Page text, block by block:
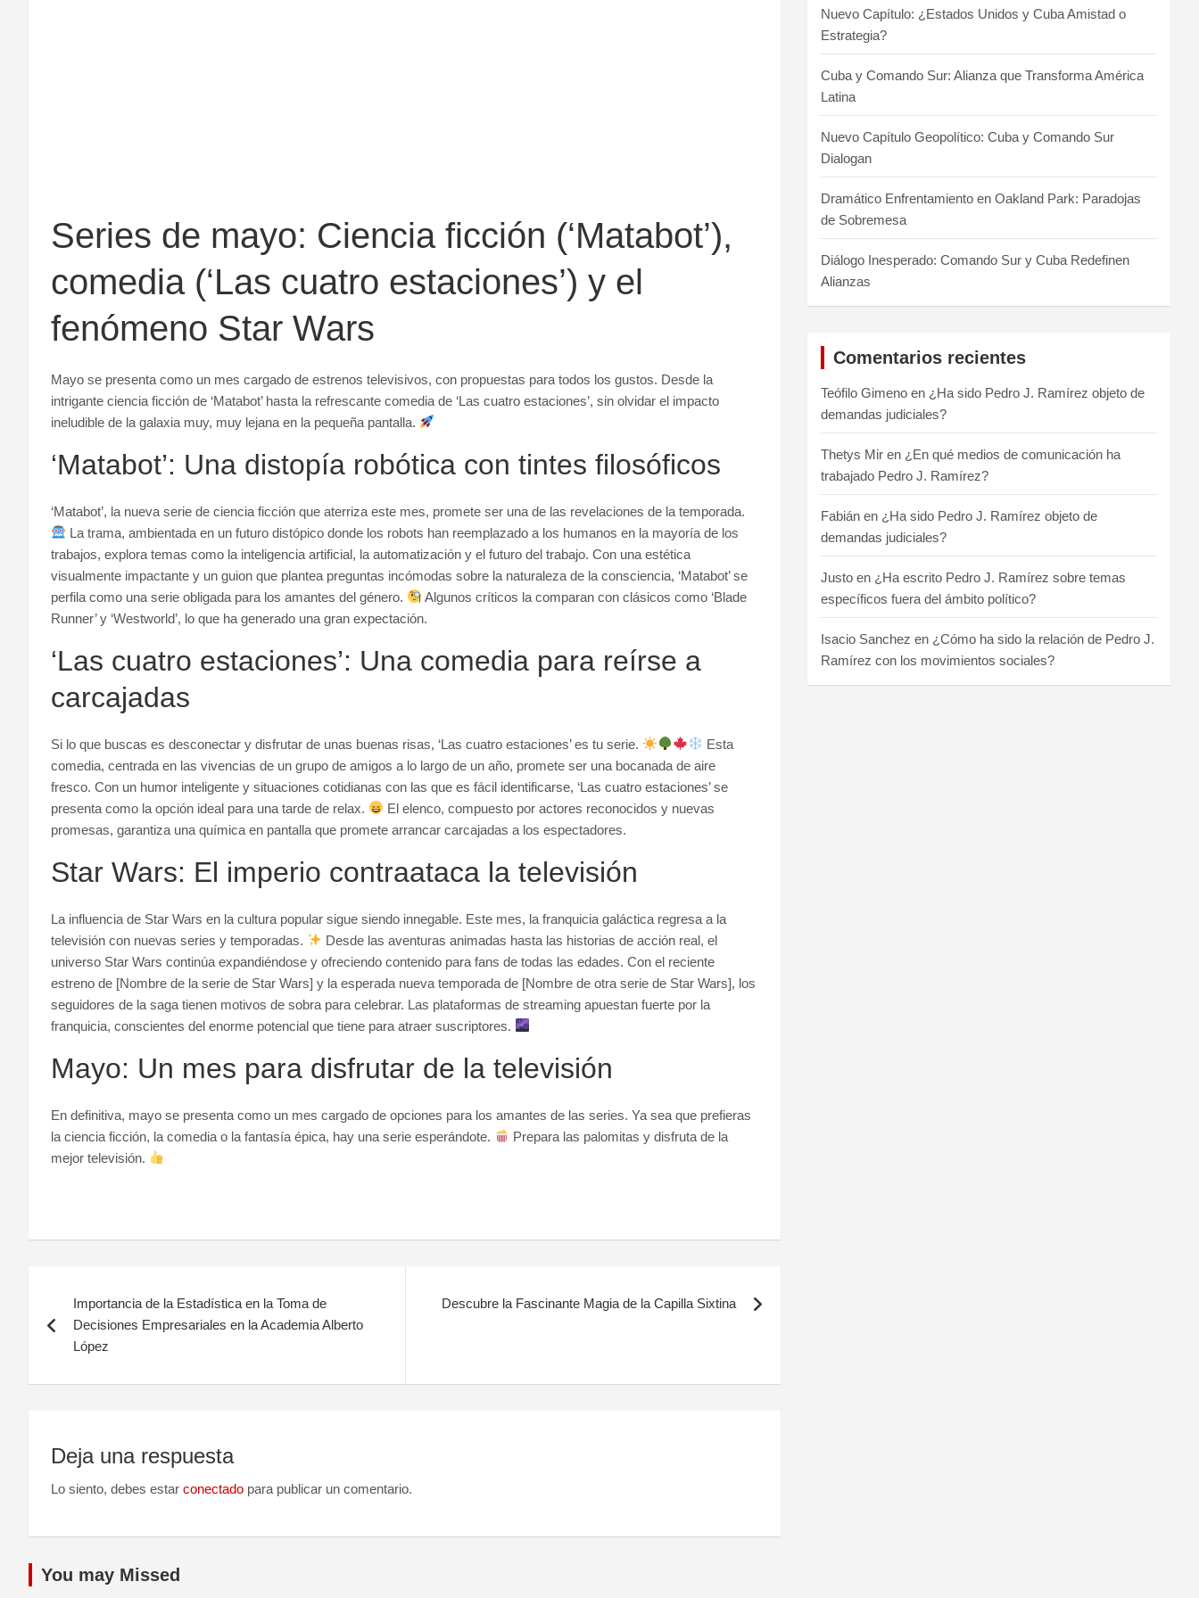
Series de mayo: Ciencia ficción (‘Matabot’),
comedia (‘Las cuatro estaciones’) y el
fenómeno Star Wars
Mayo se presenta como un mes cargado de estrenos televisivos, con propuestas para todos los gustos. Desde la
intrigante ciencia ficción de ‘Matabot’ hasta la refrescante comedia de ‘Las cuatro estaciones’, sin olvidar el impacto
ineludible de la galaxia muy, muy lejana en la pequeña pantalla.
‘Matabot’: Una distopía robótica con tintes filosóficos
‘Matabot’, la nueva serie de ciencia ficción que aterriza este mes, promete ser una de las revelaciones de la temporada.
La trama, ambientada en un futuro distópico donde los robots han reemplazado a los humanos en la mayoría de los
trabajos, explora temas como la inteligencia artificial, la automatización y el futuro del trabajo. Con una estética
visualmente impactante y un guion que plantea preguntas incómodas sobre la naturaleza de la consciencia, ‘Matabot’ se
perfila como una serie obligada para los amantes del género.
Algunos críticos la comparan con clásicos como ‘Blade
Runner’ y ‘Westworld’, lo que ha generado una gran expectación.
‘Las cuatro estaciones’: Una comedia para reírse a
carcajadas
Si lo que buscas es desconectar y disfrutar de unas buenas risas, ‘Las cuatro estaciones’ es tu serie.
Esta
comedia, centrada en las vivencias de un grupo de amigos a lo largo de un año, promete ser una bocanada de aire
fresco. Con un humor inteligente y situaciones cotidianas con las que es fácil identificarse, ‘Las cuatro estaciones’ se
presenta como la opción ideal para una tarde de relax.
El elenco, compuesto por actores reconocidos y nuevas
promesas, garantiza una química en pantalla que promete arrancar carcajadas a los espectadores.
Star Wars: El imperio contraataca la televisión
La influencia de Star Wars en la cultura popular sigue siendo innegable. Este mes, la franquicia galáctica regresa a la
televisión con nuevas series y temporadas.
Desde las aventuras animadas hasta las historias de acción real, el
universo Star Wars continúa expandiéndose y ofreciendo contenido para fans de todas las edades. Con el reciente
estreno de [Nombre de la serie de Star Wars] y la esperada nueva temporada de [Nombre de otra serie de Star Wars], los
seguidores de la saga tienen motivos de sobra para celebrar. Las plataformas de streaming apuestan fuerte por la
franquicia, conscientes del enorme potencial que tiene para atraer suscriptores.
Mayo: Un mes para disfrutar de la televisión
En definitiva, mayo se presenta como un mes cargado de opciones para los amantes de las series. Ya sea que prefieras
la ciencia ficción, la comedia o la fantasía épica, hay una serie esperándote.
Prepara las palomitas y disfruta de la
mejor televisión.
de
entradas
Importancia de la Estadística en la Toma de
Decisiones Empresariales en la Academia Alberto
López
Descubre la Fascinante Magia de la Capilla Sixtina
Deja una respuesta
Lo siento, debes estar conectado para publicar un comentario.
Nuevo Capítulo: ¿Estados Unidos y Cuba Amistad o
Estrategia?
Cuba y Comando Sur: Alianza que Transforma América
Latina
Nuevo Capítulo Geopolítico: Cuba y Comando Sur
Dialogan
Dramático Enfrentamiento en Oakland Park: Paradojas
de Sobremesa
Diálogo Inesperado: Comando Sur y Cuba Redefinen
Alianzas
Comentarios recientes
Teófilo Gimeno en ¿Ha sido Pedro J. Ramírez objeto de
demandas judiciales?
Thetys Mir en ¿En qué medios de comunicación ha
trabajado Pedro J. Ramírez?
Fabián en ¿Ha sido Pedro J. Ramírez objeto de
demandas judiciales?
Justo en ¿Ha escrito Pedro J. Ramírez sobre temas
específicos fuera del ámbito político?
Isacio Sanchez en ¿Cómo ha sido la relación de Pedro J.
Ramírez con los movimientos sociales?
You may Missed